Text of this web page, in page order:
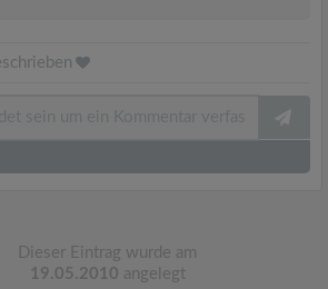
Dieser Eintrag wurde am
19.05.2010 angelegt